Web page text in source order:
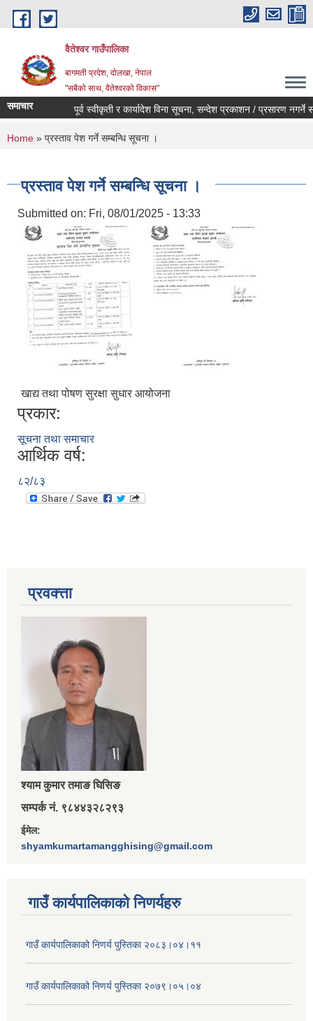
Skip to main content
वैतेश्वर गाउँपालिका
बागमती प्रदेश, दाेलखा, नेपाल
"सबैको साथ, वैतेश्वरको विकास"
समाचार पूर्व स्वीकृती र कार्यादेश विना सूचना, सन्देश प्रकाशन / प्रसारण नगर्ने
You are here
Home » प्रस्ताव पेश गर्ने सम्बन्धि सूचना ।
प्रस्ताव पेश गर्ने सम्बन्धि सूचना ।
Submitted on: Fri, 08/01/2025 - 13:33
खाद्य तथा पोषण सुरक्षा सुधार आयोजना
प्रकार:
सूचना तथा समाचार
आर्थिक वर्ष:
८२/८३
प्रवक्त्ता
श्‍याम कुमार तमाङ घिसिङ
सम्पर्क नं. ९८४४३२८२९३
ईमेल:
shyamkumartamangghising@gmail.com
गाउँ कार्यपालिकाकाे निणर्यहरु
गाउँ कार्यपालिकाको निणर्य पुस्तिका २०८३।०४।११
गाउँ कार्यपालिकाको निणर्य पुस्तिका २०७९।०५।०४